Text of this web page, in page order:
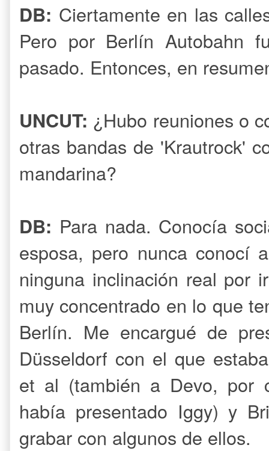
DB: Ciertamente en las
Pero por Berlín Autobahn
pasado. Entonces, en
UNCUT: ¿Hubo reuniones o
otras bandas de 'Krautrock'
mandarina?
DB: Para nada. Conocía
esposa, pero nunca conocí
ninguna inclinación real por
muy concentrado en lo que
Berlín. Me encargué de
Düsseldorf con el que
et al (también a Devo, por
había presentado Iggy) y
grabar con algunos de ellos.